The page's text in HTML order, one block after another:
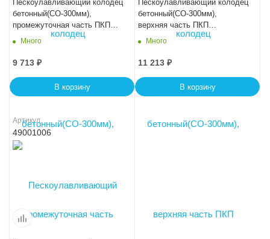
Пескоулавливающий колодец
бетонный(СО-300мм),
промежуточная часть ПКП
56.49(30).52
Много
9 713 ₽
В корзину
Пескоулавливающий колодец
бетонный(СО-300мм),
верхняя часть ПКП
50.44(30).60- BGU-XL
Много
11 213 ₽
В корзину
Артикул
49001006